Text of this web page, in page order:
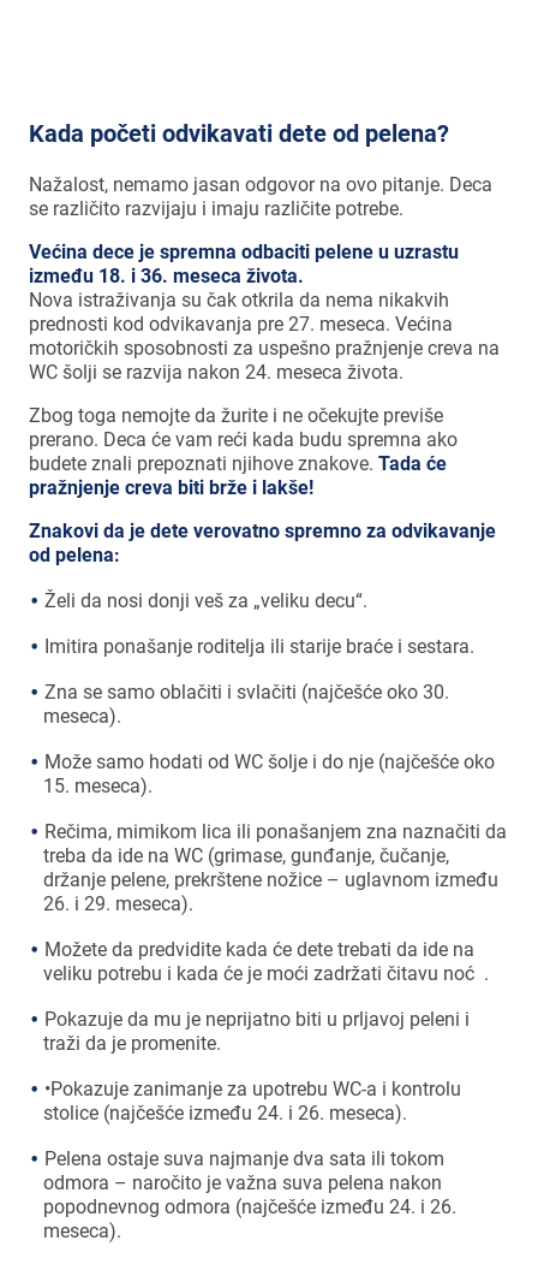
Kada početi odvikavati dete od pelena?
Nažalost, nemamo jasan odgovor na ovo pitanje. Deca
se različito razvijaju i imaju različite potrebe.
Većina dece je spremna odbaciti pelene u uzrastu
između 18. i 36. meseca života.
Nova istraživanja su čak otkrila da nema nikakvih
prednosti kod odvikavanja pre 27. meseca. Većina
motoričkih sposobnosti za uspešno pražnjenje creva na
WC šolji se razvija nakon 24. meseca života.
Zbog toga nemojte da žurite i ne očekujte previše
prerano. Deca će vam reći kada budu spremna ako
budete znali prepoznati njihove znakove. Tada će
pražnjenje creva biti brže i lakše!
Znakovi da je dete verovatno spremno za odvikavanje
od pelena:
Želi da nosi donji veš za „veliku decu“.
Imitira ponašanje roditelja ili starije braće i sestara.
Zna se samo oblačiti i svlačiti (najčešće oko 30.
meseca).
Može samo hodati od WC šolje i do nje (najčešće oko
15. meseca).
Rečima, mimikom lica ili ponašanjem zna naznačiti da
treba da ide na WC (grimase, gunđanje, čučanje,
držanje pelene, prekrštene nožice – uglavnom između
26. i 29. meseca).
Možete da predvidite kada će dete trebati da ide na
veliku potrebu i kada će je moći zadržati čitavu noć .
Pokazuje da mu je neprijatno biti u prljavoj peleni i
traži da je promenite.
•Pokazuje zanimanje za upotrebu WC-a i kontrolu
stolice (najčešće između 24. i 26. meseca).
Pelena ostaje suva najmanje dva sata ili tokom
odmora – naročito je važna suva pelena nakon
popodnevnog odmora (najčešće između 24. i 26.
meseca).